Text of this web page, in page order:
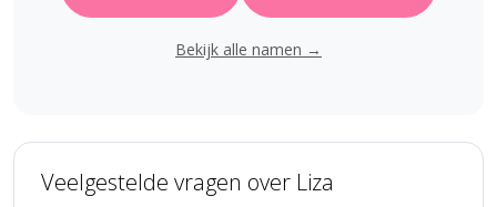
Bekijk alle namen →
Veelgestelde vragen over Liza